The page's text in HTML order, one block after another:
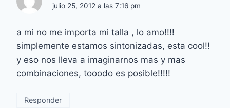
julio 25, 2012 a las 7:16 pm
a mi no me importa mi talla , lo amo!!!!
simplemente estamos sintonizadas, esta cool!!
y eso nos lleva a imaginarnos mas y mas
combinaciones, tooodo es posible!!!!!
Responder